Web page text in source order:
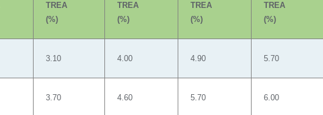
TREA
(%)
TREA
(%)
TREA
(%)
TREA
(%)
3.10 4.00 4.90 5.70
3.70 4.60 5.70 6.00